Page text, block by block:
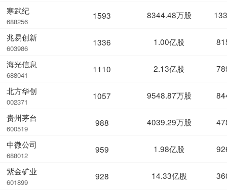
寒武纪
688256
兆易创新
603986
海光信息
688041
北方华创
002371
贵州茅台
600519
中微公司
688012
紫金矿业
601899
1593 8344.48万股
1336 1.00亿股
1110 2.13亿股
1057 9548.87万股
988 4039.29万股
959 1.98亿股
928 14.33亿股